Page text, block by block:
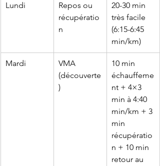
Lundi
Repos ou
récupératio
n
20-30 min
très facile
(6:15-6:45
min/km)
Mardi
VMA
(découverte
)
10 min
échauffeme
nt + 4×3
min à 4:40
min/km + 3
min
récupératio
n + 10 min
retour au